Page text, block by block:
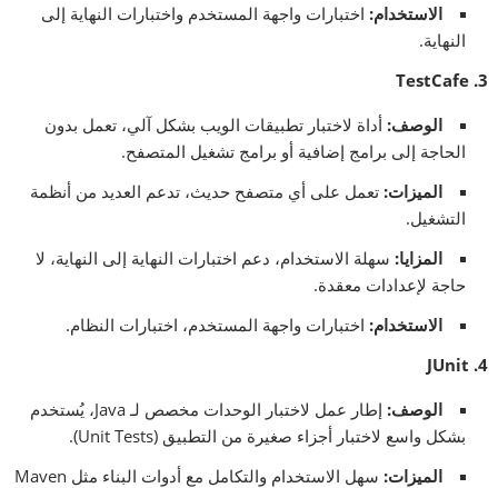
الاستخدام: اختبارات واجهة المستخدم واختبارات النهاية إلى
النهاية.
3. TestCafe
الوصف: أداة لاختبار تطبيقات الويب بشكل آلي، تعمل بدون
الحاجة إلى برامج إضافية أو برامج تشغيل المتصفح.
الميزات: تعمل على أي متصفح حديث، تدعم العديد من أنظمة
التشغيل.
المزايا: سهلة الاستخدام، دعم اختبارات النهاية إلى النهاية، لا
حاجة لإعدادات معقدة.
الاستخدام: اختبارات واجهة المستخدم، اختبارات النظام.
4. JUnit
الوصف:
إطار عمل لاختبار الوحدات مخصص لـ Java، يُستخدم
بشكل واسع لاختبار أجزاء صغيرة من التطبيق (Unit Tests).
الميزات:
سهل الاستخدام والتكامل مع أدوات البناء مثل Maven